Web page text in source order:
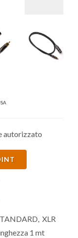
autorizzato
XLR
1 mt